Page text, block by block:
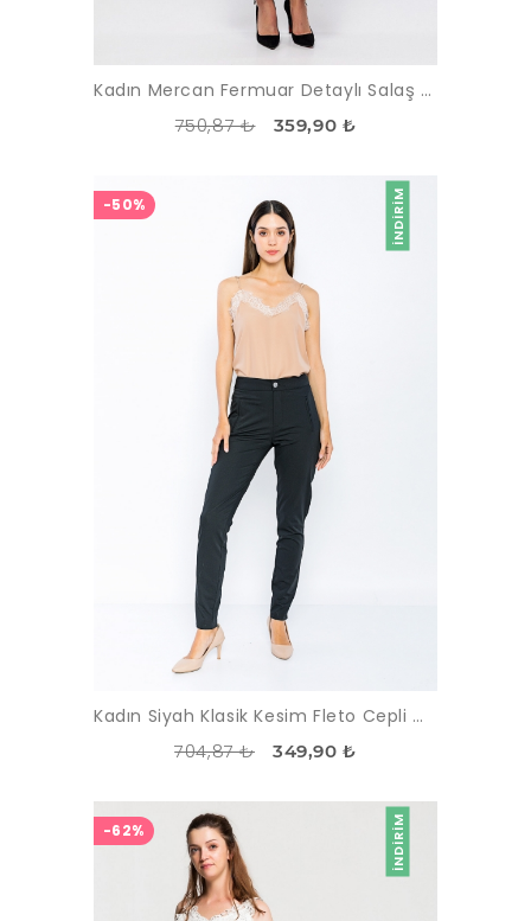
Kadın Mercan Fermuar Detaylı Salaş Pantolon
750,87 ₺ 359,90 ₺
İNDIRIM
-50%
Kadın Siyah Klasik Kesim Fleto Cepli Ofis Pantolon
704,87 ₺ 349,90 ₺
İNDIRIM
-62%